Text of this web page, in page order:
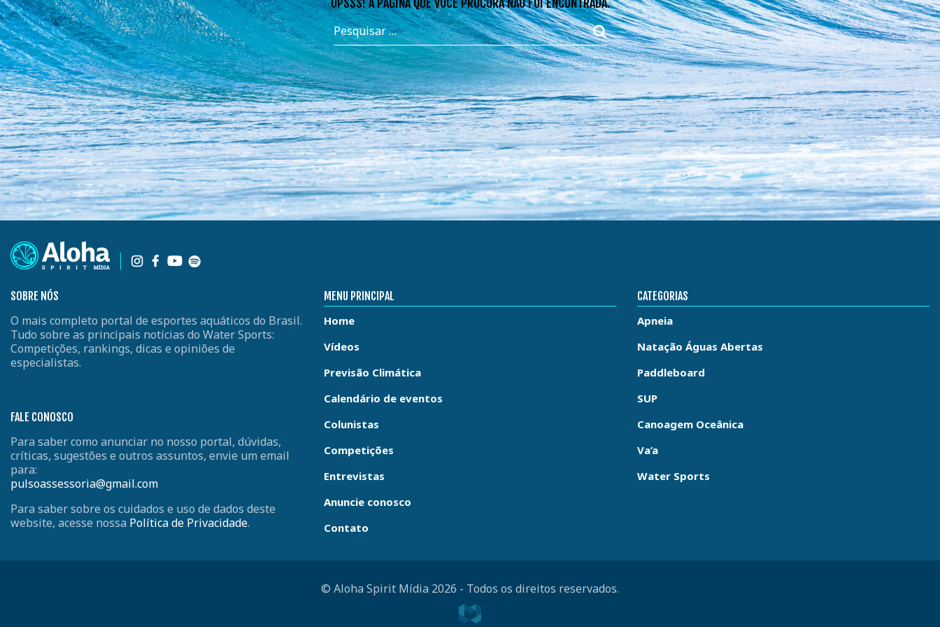
SOBRE NÓS
O mais completo portal de esportes aquáticos do Brasil.
Tudo sobre as principais notícias do Water Sports:
Competições, rankings, dicas e opiniões de
especialistas.
FALE CONOSCO
Para saber como anunciar no nosso portal, dúvidas,
críticas, sugestões e outros assuntos, envie um email
para:
pulsoassessoria@gmail.com
Para saber sobre os cuidados e uso de dados deste
website, acesse nossa Política de Privacidade.
MENU PRINCIPAL
Home
Vídeos
Previsão Climática
Calendário de eventos
Colunistas
Competições
Entrevistas
Anuncie conosco
Contato
CATEGORIAS
Apneia
Natação Águas Abertas
Paddleboard
SUP
Canoagem Oceânica
Va’a
Water Sports
© Aloha Spirit Mídia 2026 - Todos os direitos reservados.